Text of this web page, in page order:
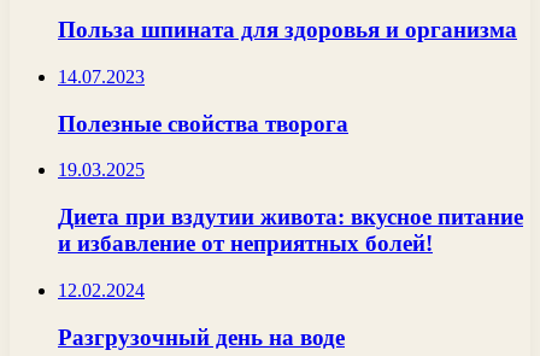
Польза шпината для здоровья и организма
14.07.2023
Полезные свойства творога
19.03.2025
Диета при вздутии живота: вкусное питание
и избавление от неприятных болей!
12.02.2024
Разгрузочный день на воде